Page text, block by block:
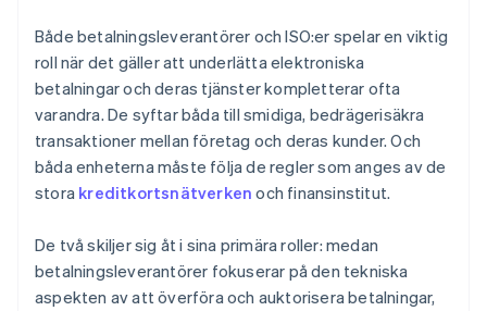
Både betalningsleverantörer och ISO:er spelar en viktig
roll när det gäller att underlätta elektroniska
betalningar och deras tjänster kompletterar ofta
varandra. De syftar båda till smidiga, bedrägerisäkra
transaktioner mellan företag och deras kunder. Och
båda enheterna måste följa de regler som anges av de
stora kreditkortsnätverken och finansinstitut.
De två skiljer sig åt i sina primära roller: medan
betalningsleverantörer fokuserar på den tekniska
aspekten av att överföra och auktorisera betalningar,